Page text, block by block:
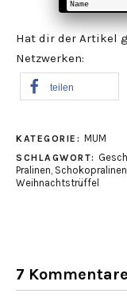
Hat dir der Artikel
Netzwerken:
teilen
KATEGORIE: MUM
SCHLAGWORT:
Pralinen Schokopralinen
Weihnachtstrüffel
7 Kommentare